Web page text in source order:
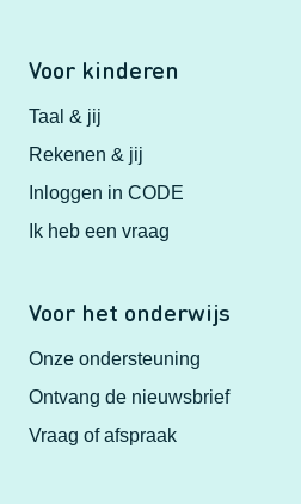
Voor kinderen
Taal & jij
Rekenen & jij
Inloggen in CODE
Ik heb een vraag
Voor het onderwijs
Onze ondersteuning
Ontvang de nieuwsbrief
Vraag of afspraak